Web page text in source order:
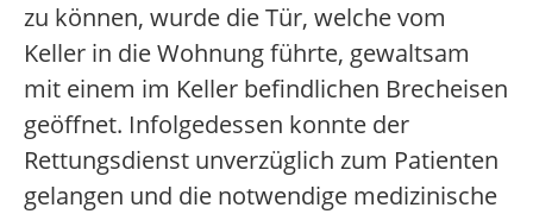
zu können, wurde die Tür, welche vom
Keller in die Wohnung führte, gewaltsam
mit einem im Keller befindlichen Brecheisen
geöffnet. Infolgedessen konnte der
Rettungsdienst unverzüglich zum Patienten
gelangen und die notwendige medizinische